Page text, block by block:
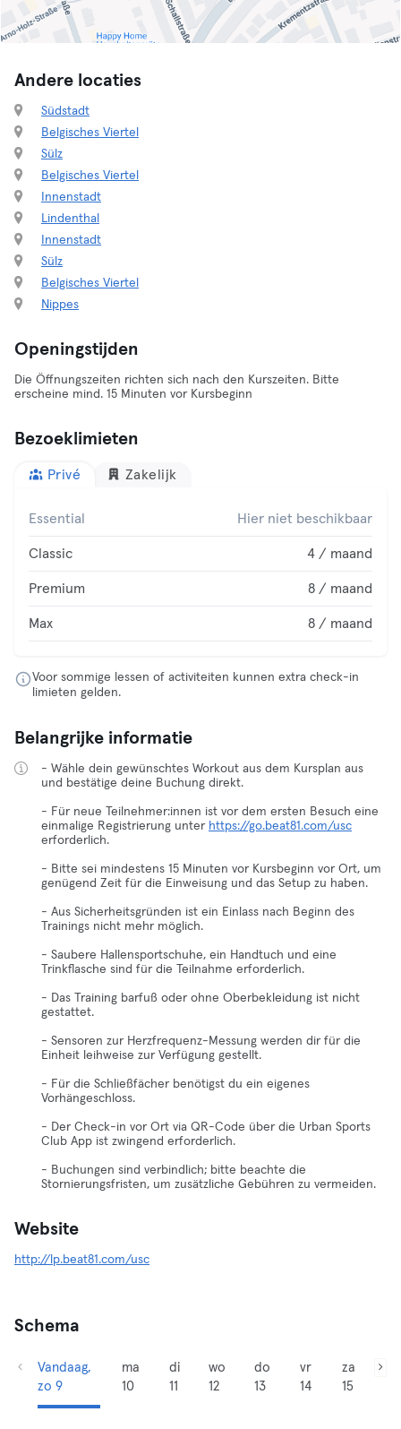
Andere locaties
Südstadt
Belgisches Viertel
Sülz
Belgisches Viertel
Innenstadt
Lindenthal
Innenstadt
Sülz
Belgisches Viertel
Nippes
Openingstijden
Die Öffnungszeiten richten sich nach den Kurszeiten. Bitte
erscheine mind. 15 Minuten vor Kursbeginn
Bezoeklimieten
Privé Zakelijk
Essential Hier niet beschikbaar
Classic 4 / maand
Premium 8 / maand
Max 8 / maand
Voor sommige lessen of activiteiten kunnen extra check-in
limieten gelden.
Belangrijke informatie
- Wähle dein gewünschtes Workout aus dem Kursplan aus
und bestätige deine Buchung direkt.
- Für neue Teilnehmer:innen ist vor dem ersten Besuch eine
einmalige Registrierung unter https://go.beat81.com/usc
erforderlich.
- Bitte sei mindestens 15 Minuten vor Kursbeginn vor Ort, um
genügend Zeit für die Einweisung und das Setup zu haben.
- Aus Sicherheitsgründen ist ein Einlass nach Beginn des
Trainings nicht mehr möglich.
- Saubere Hallensportschuhe, ein Handtuch und eine
Trinkflasche sind für die Teilnahme erforderlich.
- Das Training barfuß oder ohne Oberbekleidung ist nicht
gestattet.
- Sensoren zur Herzfrequenz-Messung werden dir für die
Einheit leihweise zur Verfügung gestellt.
- Für die Schließfächer benötigst du ein eigenes
Vorhängeschloss.
- Der Check-in vor Ort via QR-Code über die Urban Sports
Club App ist zwingend erforderlich.
- Buchungen sind verbindlich; bitte beachte die
Stornierungsfristen, um zusätzliche Gebühren zu vermeiden.
Website
http://lp.beat81.com/usc
Schema
Vandaag,
zo 9
ma
10
di
11
wo
12
do
13
vr
14
za
15